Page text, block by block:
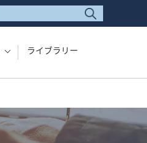
ライブラリー